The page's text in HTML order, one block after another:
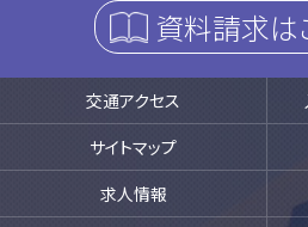
資料請求は
交通アクセス
サイトマップ
求人情報